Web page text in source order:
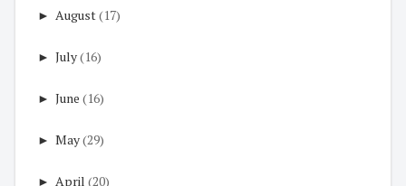
► August(17)
► July(16)
► June (16)
► May(29)
► April (20)